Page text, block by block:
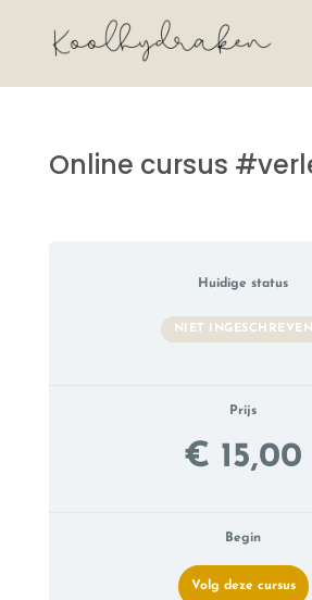
Online cursus
Huidige status
NIET INGESCHREVEN
Prijs
€ 15,00
Begin
Volg deze cursus